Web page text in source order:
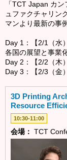
「TCT Japan カ
ュファクチャリン
マンより最新の事
Day 1：【2/1（水
各国の展望と事業
Day 2：【2/2（木
Day 3：【2/3（金
3D Printing
Resource
10:30-11:00
会場： TCT